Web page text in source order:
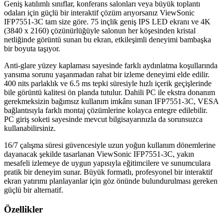
Geniş katılımlı sınıflar, konferans salonları veya büyük toplantı
odaları için güçlü bir interaktif çözüm arıyorsanız ViewSonic
IFP7551-3C tam size göre. 75 inçlik geniş IPS LED ekranı ve 4K
(3840 x 2160) çözünürlüğüyle salonun her köşesinden kristal
netliğinde görüntü sunan bu ekran, etkileşimli deneyimi bambaşka
bir boyuta taşıyor.
Anti-glare yüzey kaplaması sayesinde farklı aydınlatma koşullarında
yansıma sorunu yaşanmadan rahat bir izleme deneyimi elde edilir.
400 nits parlaklık ve 6.5 ms tepki süresiyle hızlı içerik geçişlerinde
bile görüntü kalitesi ön planda tutulur. Dahili PC ile ekstra donanım
gerekmeksizin bağımsız kullanım imkânı sunan IFP7551-3C, VESA
bağlantısıyla farklı montaj çözümlerine kolayca entegre edilebilir.
PC giriş soketi sayesinde mevcut bilgisayarınızla da sorunsuzca
kullanabilirsiniz.
16/7 çalışma süresi güvencesiyle uzun yoğun kullanım dönemlerine
dayanacak şekilde tasarlanan ViewSonic IFP7551-3C, yakın
mesafeli izlemeye de uygun yapısıyla eğitimcilere ve sunumculara
pratik bir deneyim sunar. Büyük formatlı, profesyonel bir interaktif
ekran yatırımı planlayanlar için göz önünde bulundurulması gereken
güçlü bir alternatif.
Özellikler